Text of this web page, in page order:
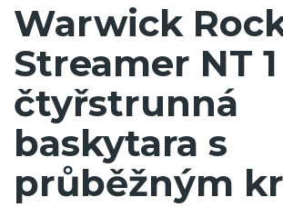
Warwick
Streamer NT
čtyřstrunná
baskytara s
průběžným